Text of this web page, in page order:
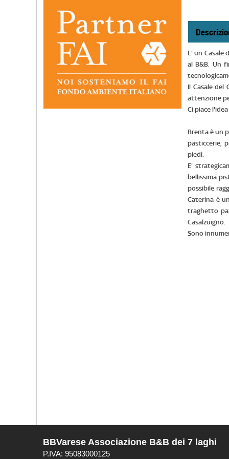
E' un Casale
al B&B. Un
Il Casale del
attenzione
Ci piace
Brenta è un
pasticcerie,
piedi.
E'
bellissima
possibile
Caterina è
traghetto
Casalzuigno.
Sono
BBVarese Associazione B&B dei 7 laghi
P.IVA: 95083000125